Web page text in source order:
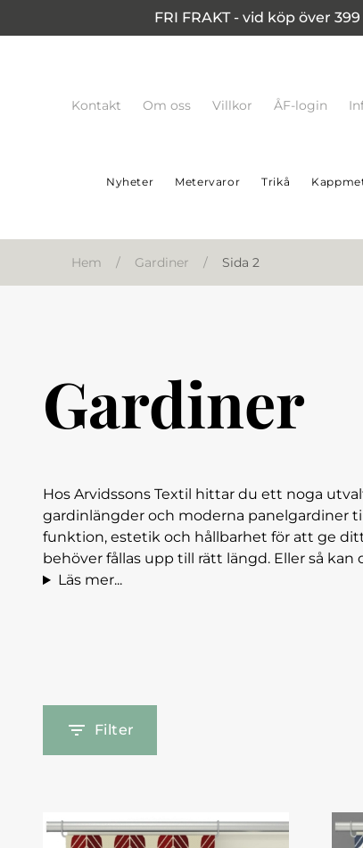
FRI FRAKT - vid köp över
Kontakt Om oss Villkor ÅF-login
Nyheter Metervaror Trikå
Hem / Gardiner / Sida 2
Gardiner
Hos Arvidssons Textil hittar du ett noga
gardinlängder och moderna panelgardiner
funktion, estetik och hållbarhet för att ge
behöver fållas upp till rätt längd. Eller så
Läs mer...
Filter